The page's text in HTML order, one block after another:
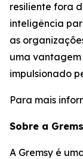
resiliente fora
inteligência
as
uma
impulsionado
Para mais
Sobre a
A Gremsy é